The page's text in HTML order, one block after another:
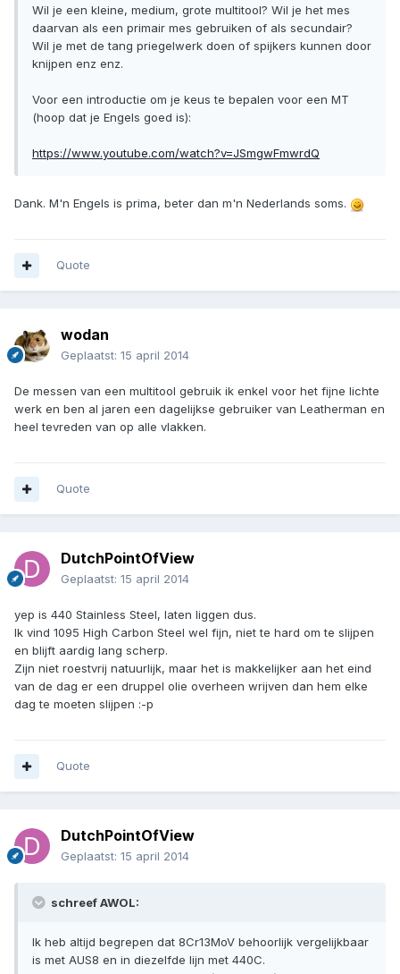
Wil je een kleine, medium, grote multitool? Wil je het mes
daarvan als een primair mes gebruiken of als secundair?
Wil je met de tang priegelwerk doen of spijkers kunnen door
knijpen enz enz.
Voor een introductie om je keus te bepalen voor een MT
(hoop dat je Engels goed is):
https://www.youtube.com/watch?v=JSmgwFmwrdQ
Dank. M'n Engels is prima, beter dan m'n Nederlands soms.
Quote
wodan
Geplaatst: 15 april 2014
De messen van een multitool gebruik ik enkel voor het fijne lichte
werk en ben al jaren een dagelijkse gebruiker van Leatherman en
heel tevreden van op alle vlakken.
Quote
DutchPointOfView
Geplaatst: 15 april 2014
yep is 440 Stainless Steel, laten liggen dus.
Ik vind 1095 High Carbon Steel wel fijn, niet te hard om te slijpen
en blijft aardig lang scherp.
Zijn niet roestvrij natuurlijk, maar het is makkelijker aan het eind
van de dag er een druppel olie overheen wrijven dan hem elke
dag te moeten slijpen :-p
Quote
DutchPointOfView
Geplaatst: 15 april 2014
schreef AWOL:
Ik heb altijd begrepen dat 8Cr13MoV behoorlijk vergelijkbaar
is met AUS8 en in diezelfde lijn met 440C.